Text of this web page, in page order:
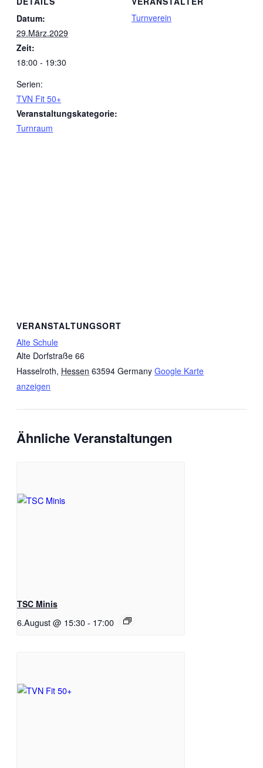
Datum:
29.März.2029
Zeit:
18:00 - 19:30
Serien:
TVN Fit 50+
Veranstaltungskategorie:
Turnraum
Turnverein
VERANSTALTUNGSORT
Alte Schule
Alte Dorfstraße 66
Hasselroth, Hessen 63594 Germany Google Karte
anzeigen
Ähnliche Veranstaltungen
TSC Minis
6.August @ 15:30- 17:00